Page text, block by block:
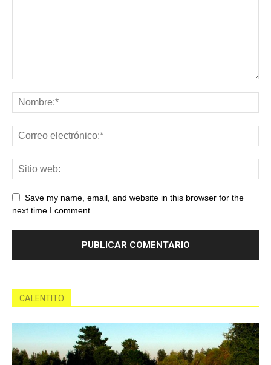
Save my name, email, and website in this browser for the
next time I comment.
CALENTITO